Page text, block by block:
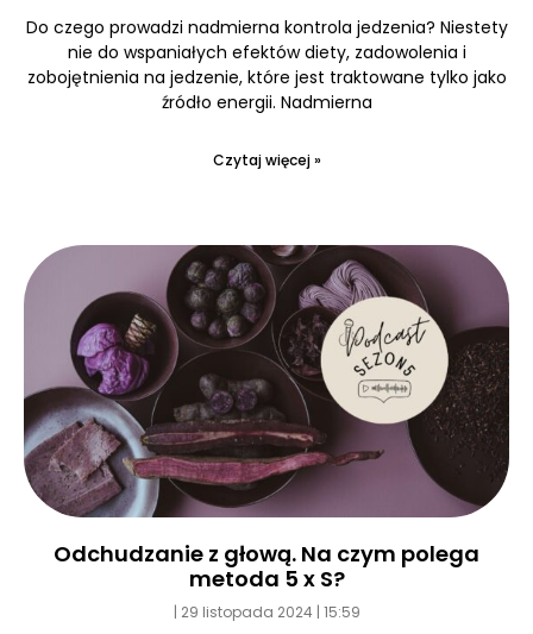
Do czego prowadzi nadmierna kontrola jedzenia? Niestety
nie do wspaniałych efektów diety, zadowolenia i
zobojętnienia na jedzenie, które jest traktowane tylko jako
źródło energii. Nadmierna
Czytaj więcej »
Odchudzanie z głową. Na czym polega
metoda 5 x S?
29 listopada 2024 15:59